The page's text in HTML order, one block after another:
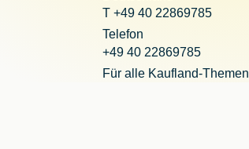
T +49 40 22869785
Telefon
+49 40 22869785
Für alle Kaufland-Themen